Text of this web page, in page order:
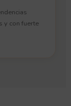
y con fuerte